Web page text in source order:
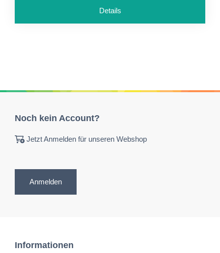
Details
Noch kein Account?
Jetzt Anmelden für unseren Webshop
Anmelden
Informationen